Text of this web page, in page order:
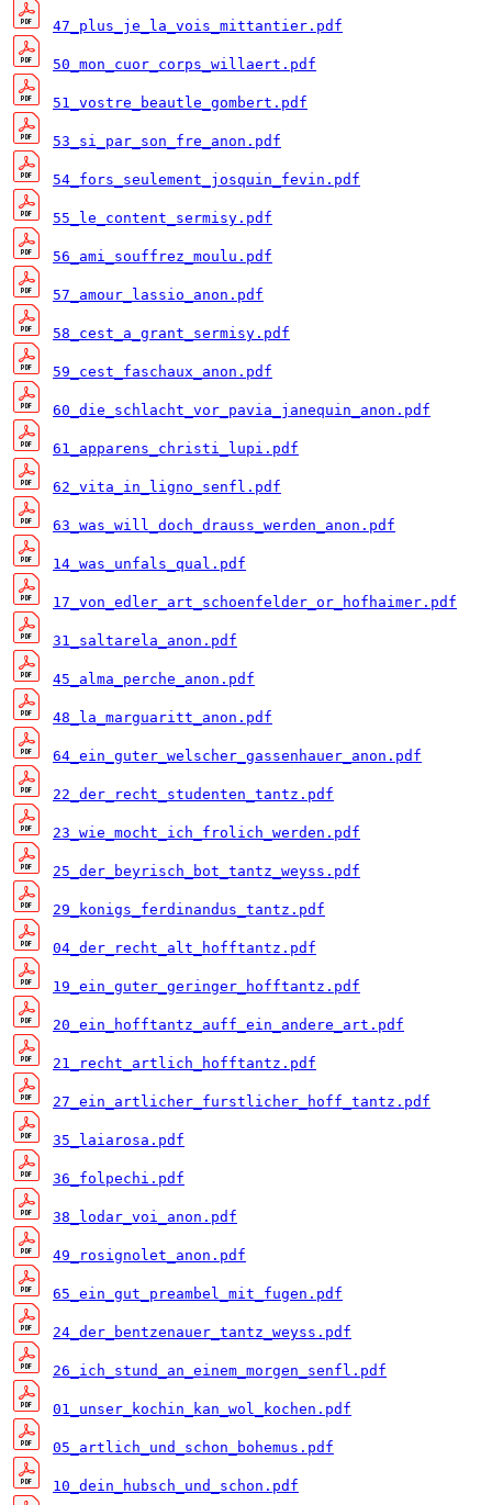
47_plus_je_la_vois_mittantier.pdf
50_mon_cuor_corps_willaert.pdf
51_vostre_beautle_gombert.pdf
53_si_par_son_fre_anon.pdf
54_fors_seulement_josquin_fevin.pdf
55_le_content_sermisy.pdf
56_ami_souffrez_moulu.pdf
57_amour_lassio_anon.pdf
58_cest_a_grant_sermisy.pdf
59_cest_faschaux_anon.pdf
60_die_schlacht_vor_pavia_janequin_anon.pdf
61_apparens_christi_lupi.pdf
62_vita_in_ligno_senfl.pdf
63_was_will_doch_drauss_werden_anon.pdf
14_was_unfals_qual.pdf
17_von_edler_art_schoenfelder_or_hofhaimer.pdf
31_saltarela_anon.pdf
45_alma_perche_anon.pdf
48_la_marguaritt_anon.pdf
64_ein_guter_welscher_gassenhauer_anon.pdf
22_der_recht_studenten_tantz.pdf
23_wie_mocht_ich_frolich_werden.pdf
25_der_beyrisch_bot_tantz_weyss.pdf
29_konigs_ferdinandus_tantz.pdf
04_der_recht_alt_hofftantz.pdf
19_ein_guter_geringer_hofftantz.pdf
20_ein_hofftantz_auff_ein_andere_art.pdf
21_recht_artlich_hofftantz.pdf
27_ein_artlicher_furstlicher_hoff_tantz.pdf
35_laiarosa.pdf
36_folpechi.pdf
38_lodar_voi_anon.pdf
49_rosignolet_anon.pdf
65_ein_gut_preambel_mit_fugen.pdf
24_der_bentzenauer_tantz_weyss.pdf
26_ich_stund_an_einem_morgen_senfl.pdf
01_unser_kochin_kan_wol_kochen.pdf
05_artlich_und_schon_bohemus.pdf
10_dein_hubsch_und_schon.pdf